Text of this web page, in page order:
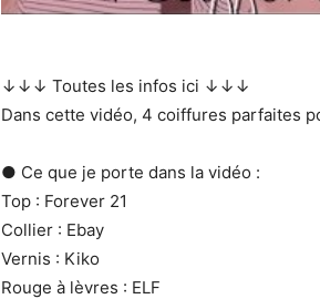
↓↓↓ Toutes les infos ici ↓↓↓
Dans cette vidéo, 4 coiffures parfaites
● Ce que je porte dans la vidéo :
Top : Forever 21
Collier : Ebay
Vernis : Kiko
Rouge à lèvres : ELF